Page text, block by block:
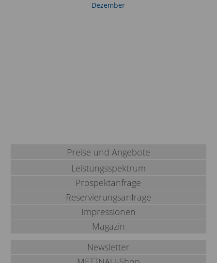
Dezember
Preise und Angebote
Leistungsspektrum
Prospektanfrage
Reservierungsanfrage
Impressionen
Magazin
Newsletter